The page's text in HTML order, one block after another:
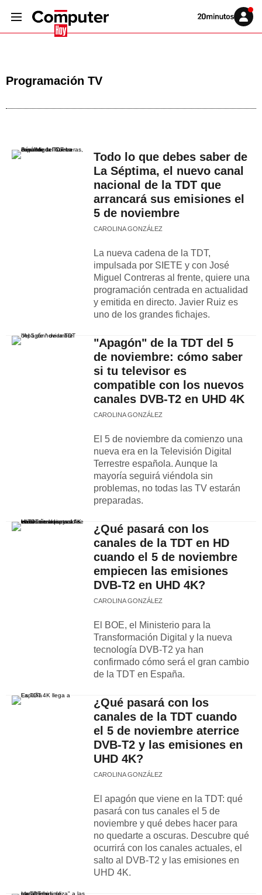
Volver
Iniciar
sesión
Programación TV
Todo lo que debes saber de
La Séptima, el nuevo canal
nacional de la TDT que
arrancará sus emisiones el
5 de noviembre
CAROLINA GONZÁLEZ
La nueva cadena de la TDT,
impulsada por SIETE y con José
Miguel Contreras al frente, quiere una
programación centrada en actualidad
y emitida en directo. Javier Ruiz es
uno de los grandes fichajes.
"Apagón" de la TDT del 5
de noviembre: cómo saber
si tu televisor es
compatible con los nuevos
canales DVB-T2 en UHD 4K
CAROLINA GONZÁLEZ
El 5 de noviembre da comienzo una
nueva era en la Televisión Digital
Terrestre española. Aunque la
mayoría seguirá viéndola sin
problemas, no todas las TV estarán
preparadas.
¿Qué pasará con los
canales de la TDT en HD
cuando el 5 de noviembre
empiecen las emisiones
DVB-T2 en UHD 4K?
CAROLINA GONZÁLEZ
El BOE, el Ministerio para la
Transformación Digital y la nueva
tecnología DVB-T2 ya han
confirmado cómo será el gran cambio
de la TDT en España.
¿Qué pasará con los
canales de la TDT cuando
el 5 de noviembre aterrice
DVB-T2 y las emisiones en
UHD 4K?
CAROLINA GONZÁLEZ
El apagón que viene en la TDT: qué
pasará con tus canales el 5 de
noviembre y qué debes hacer para
no quedarte a oscuras. Descubre qué
ocurrirá con los canales actuales, el
salto al DVB-T2 y las emisiones en
UHD 4K.